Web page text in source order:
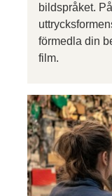
bildspråket.
förmedla din
film.